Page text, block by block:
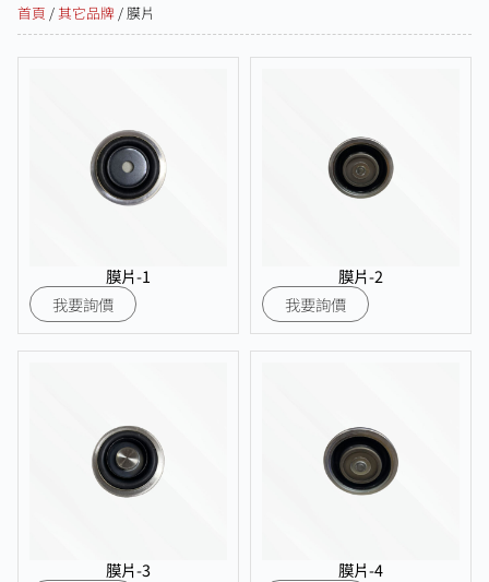
首頁 /其它品牌 / 膜片
膜片-1
我要詢價
膜片-2
我要詢價
膜片-3
膜片-4